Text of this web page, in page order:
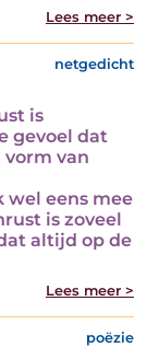
Lees meer >
netgedicht
is
gevoel dat
vorm van
eens mee
is zoveel
altijd op de
Lees meer >
poëzie